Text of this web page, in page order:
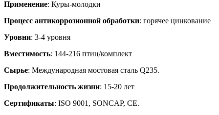
Применение: Куры-молодки
Процесс антикоррозионной обработки: горячее цинкование
Уровни: 3-4 уровня
Вместимость: 144-216 птиц/комплект
Сырье: Международная мостовая сталь Q235.
Продолжительность жизни: 15-20 лет
Сертификаты: ISO 9001, SONCAP, CE.